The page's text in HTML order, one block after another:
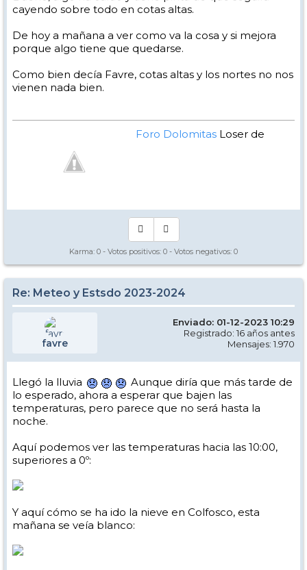
cayendo sobre todo en cotas altas.
De hoy a mañana a ver como va la cosa y si mejora
porque algo tiene que quedarse.
Como bien decía Favre, cotas altas y los nortes no nos
vienen nada bien.
Foro DolomitasLoser de
Karma: 0 - Votos positivos: 0 - Votos negativos: 0
Re: Meteo y Estsdo 2023-2024
favre
Enviado: 01-12-2023 10:29
Registrado: 16 años antes
Mensajes: 1.970
Llegó la lluvia
Aunque diría que más tarde de
lo esperado, ahora a esperar que bajen las
temperaturas, pero parece que no será hasta la
noche.
Aquí podemos ver las temperaturas hacia las 10:00,
superiores a 0º:
Y aquí cómo se ha ido la nieve en Colfosco, esta
mañana se veía blanco: